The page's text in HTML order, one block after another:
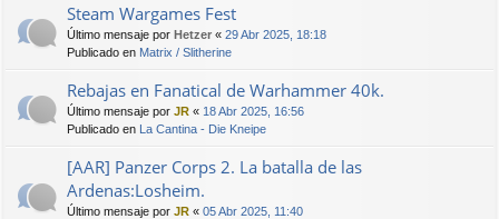
Steam Wargames Fest
Último mensaje por Hetzer « 29 Abr 2025, 18:18
Publicado en Matrix / Slitherine
Rebajas en Fanatical de Warhammer 40k.
Último mensaje por JR « 18 Abr 2025, 16:56
Publicado en La Cantina - Die Kneipe
[AAR] Panzer Corps 2. La batalla de las
Ardenas:Losheim.
Último mensaje por JR « 05 Abr 2025, 11:40